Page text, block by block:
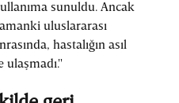
sunuldu. Ancak
uluslararası
hastalığın asıl